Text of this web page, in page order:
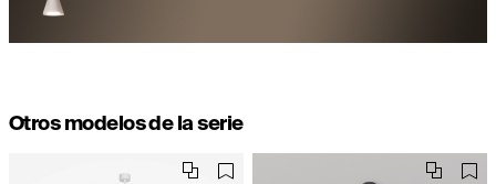
Otros modelos de la serie